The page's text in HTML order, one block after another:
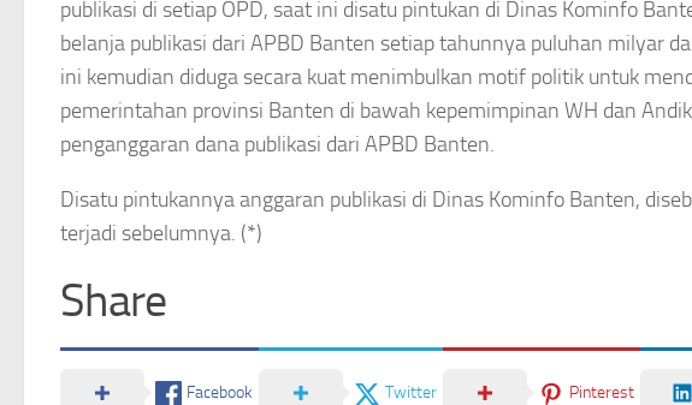
publikasi di setiap OPD, saat ini disatu pintukan di Dinas Kominfo
belanja publikasi dari APBD Banten setiap tahunnya puluhan milyar
ini kemudian diduga secara kuat menimbulkan motif politik untuk
pemerintahan provinsi Banten di bawah kepemimpinan WH dan
penganggaran dana publikasi dari APBD Banten.
Disatu pintukannya anggaran publikasi di Dinas Kominfo Banten,
terjadi sebelumnya. (*)
Share
Facebook Twitter Pinterest